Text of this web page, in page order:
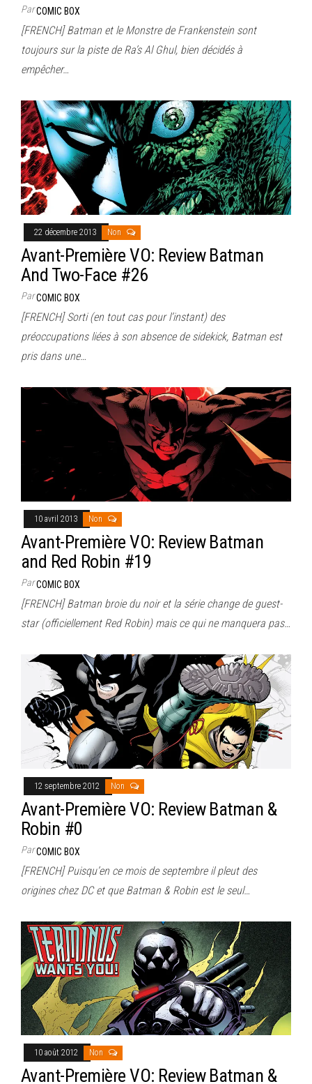
ParCOMIC BOX
[FRENCH] Batman et le Monstre de Frankenstein sont
toujours sur la piste de Ra’s Al Ghul, bien décidés à
empêcher…
22 décembre 2013 Non
Avant-Première VO: Review Batman
And Two-Face #26
ParCOMIC BOX
[FRENCH] Sorti (en tout cas pour l’instant) des
préoccupations liées à son absence de sidekick, Batman est
pris dans une…
10 avril 2013 Non
Avant-Première VO: Review Batman
and Red Robin #19
ParCOMIC BOX
[FRENCH] Batman broie du noir et la série change de guest-
star (officiellement Red Robin) mais ce qui ne manquera pas…
12 septembre 2012 Non
Avant-Première VO: Review Batman &
Robin #0
ParCOMIC BOX
[FRENCH] Puisqu’en ce mois de septembre il pleut des
origines chez DC et que Batman & Robin est le seul…
10 août 2012 Non
Avant-Première VO: Review Batman &